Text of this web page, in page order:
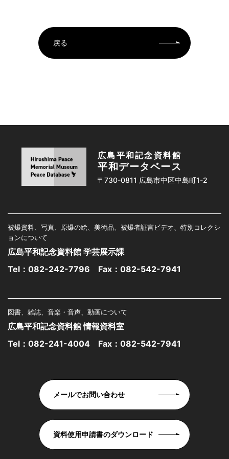
戻る
広島平和記念資料館
平和データベース
〒730-0811 広島市中区中島町1-2
被爆資料、写真、原爆の絵、美術品、被爆者証言ビデオ、特別コレクシ
ョンについて
広島平和記念資料館 学芸展示課
Tel： 082-242-7796 Fax：082-542-7941
図書、雑誌、音楽・音声、動画について
広島平和記念資料館 情報資料室
Tel： 082-241-4004 Fax：082-542-7941
メールでお問い合わせ
資料使用申請書のダウンロード